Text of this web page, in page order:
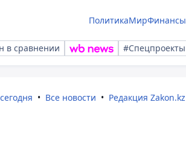
ПолитикаМирФинансы
в сравнении #Спецпроекты
Все новости Редакция Zakon.kz